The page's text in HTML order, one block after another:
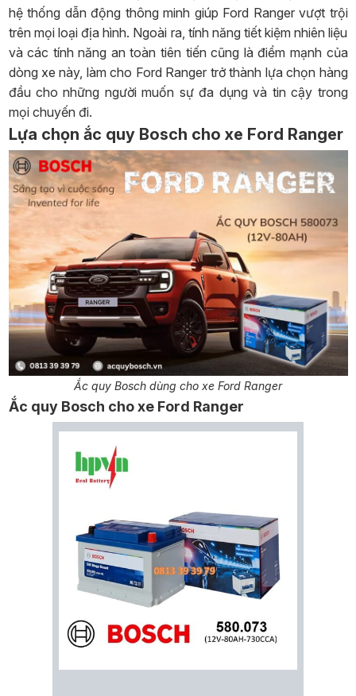
hệ thống dẫn động thông minh giúp Ford Ranger vượt trội
trên mọi loại địa hình. Ngoài ra, tính năng tiết kiệm nhiên liệu
và các tính năng an toàn tiên tiến cũng là điểm mạnh của
dòng xe này, làm cho Ford Ranger trở thành lựa chọn hàng
đầu cho những người muốn sự đa dụng và tin cậy trong
mọi chuyến đi.
Lựa chọn ắc quy Bosch cho xe Ford Ranger
Ắc quy Bosch dùng cho xe Ford Ranger
Ắc quy Bosch cho xe Ford Ranger